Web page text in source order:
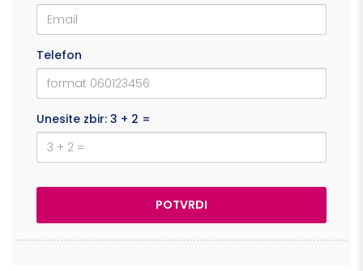
Telefon
Unesite zbir: 3 + 2 =